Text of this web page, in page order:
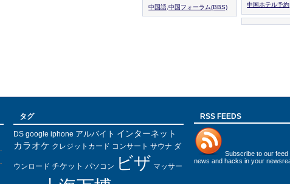
中国語,中国フォーラム(BBS)
中国ホテル予約
タグ
DS google iphone アルバイト インターネット
カラオケ クレジットカード コンサート サウナ ダ
ウンロード チケット パソコン ビザ マッサー
RSS FEEDS
Subscribe to our feed
news and hacks in your